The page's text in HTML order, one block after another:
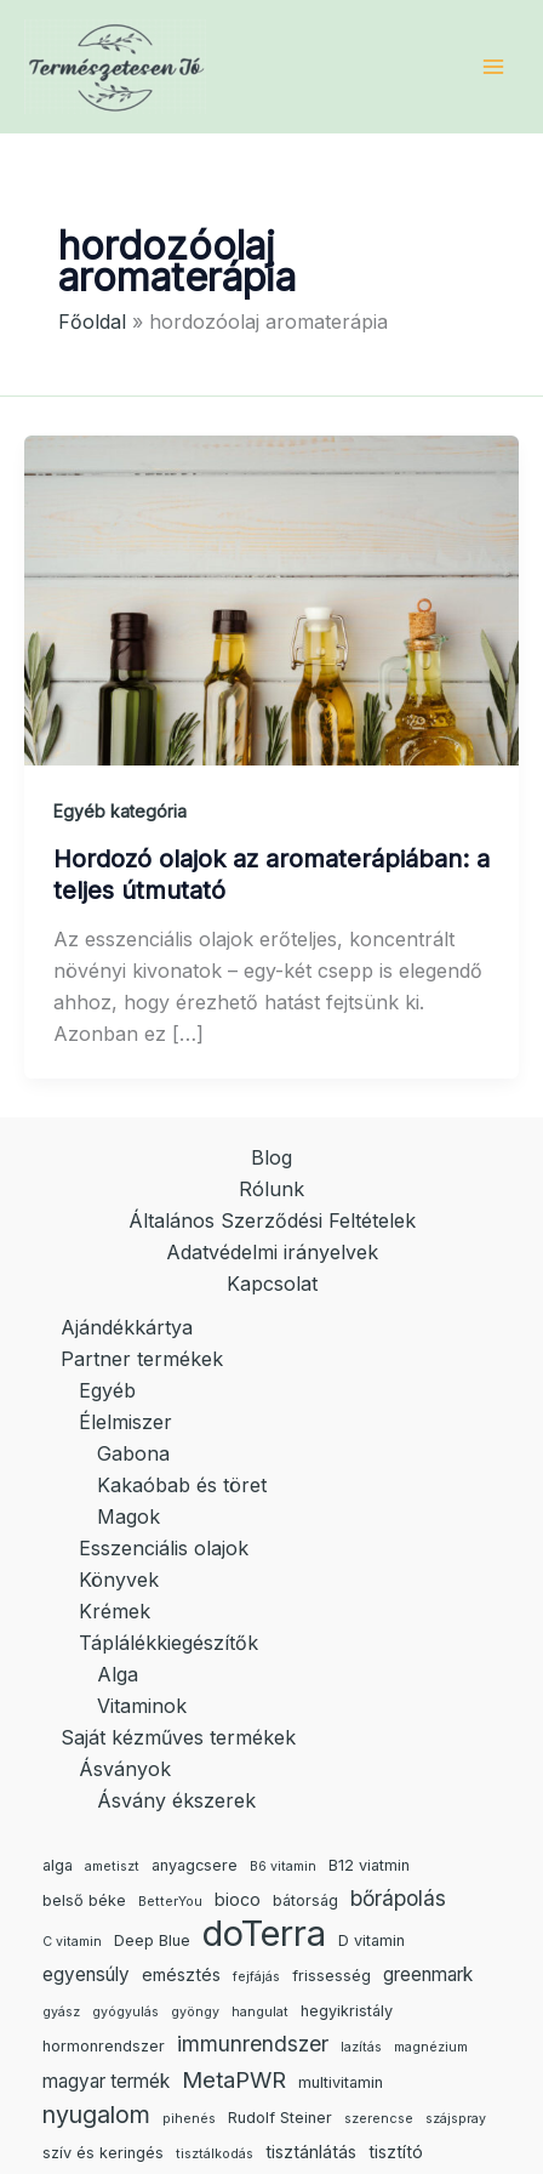
content
hordozóolaj
aromaterápia
Főoldal hordozóolaj aromaterápia
Egyéb kategória
Hordozó olajok az aromaterápiában: a
teljes útmutató
Az esszenciális olajok erőteljes, koncentrált
növényi kivonatok – egy-két csepp is elegendő
ahhoz, hogy érezhető hatást fejtsünk ki.
Azonban ez […]
Blog
Rólunk
Általános Szerződési Feltételek
Adatvédelmi irányelvek
Kapcsolat
Ajándékkártya
Partner termékek
Egyéb
Élelmiszer
Gabona
Kakaóbab és töret
Magok
Esszenciális olajok
Könyvek
Krémek
Táplálékkiegészítők
Alga
Vitaminok
Saját kézműves termékek
Ásványok
Ásvány ékszerek
alga ametiszt anyagcsere B6 vitamin
B12 viatmin
belső béke
BetterYou bioco bátorság bőrápolás
C vitamin Deep Blue doTerra D vitamin
egyensúly emésztés fejfájás frissesség greenmark
gyász gyógyulás gyöngy hangulat
hegyikristály
hormonrendszer
immunrendszer lazítás magnézium
magyar termék MetaPWR multivitamin
nyugalom pihenés Rudolf Steiner szerencse szájspray
szív és keringés tisztálkodás tisztánlátás tisztító